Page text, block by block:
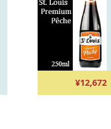
¥12,672